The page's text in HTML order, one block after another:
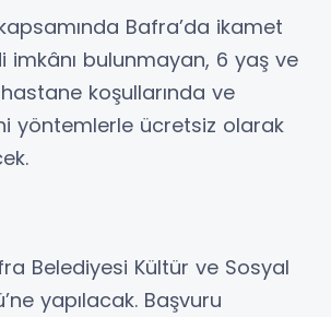
Bafra’da ikamet
imkânı bulunmayan, 6 yaş ve
koşullarında ve
yöntemlerle ücretsiz olarak
Belediyesi Kültür ve Sosyal
yapılacak. Başvuru